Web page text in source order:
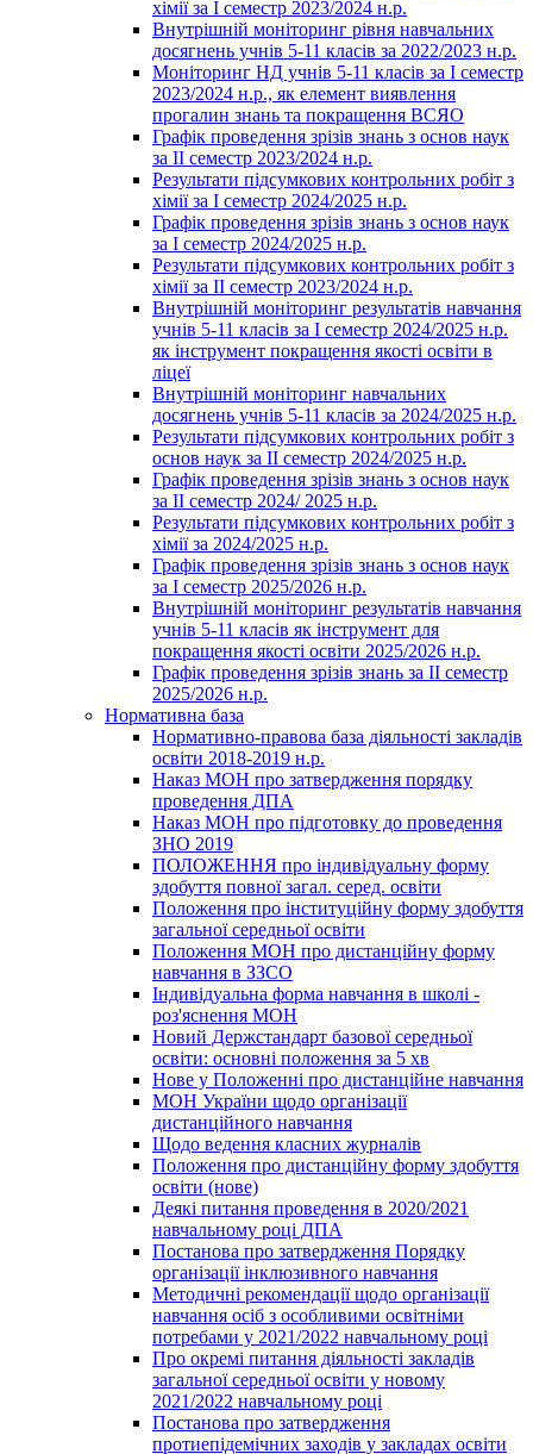
хімії за І семестр 2023/2024 н.р.
Внутрішній моніторинг рівня навчальних
досягнень учнів 5-11 класів за 2022/2023 н.р.
Моніторинг НД учнів 5-11 класів за І семестр
2023/2024 н.р., як елемент виявлення
прогалин знань та покращення ВСЯО
Графік проведення зрізів знань з основ наук
за ІІ семестр 2023/2024 н.р.
Результати підсумкових контрольних робіт з
хімії за І семестр 2024/2025 н.р.
Графік проведення зрізів знань з основ наук
за І семестр 2024/2025 н.р.
Результати підсумкових контрольних робіт з
хімії за ІІ семестр 2023/2024 н.р.
Внутрішній моніторинг результатів навчання
учнів 5-11 класів за І семестр 2024/2025 н.р.
як інструмент покращення якості освіти в
ліцеї
Внутрішній моніторинг навчальних
досягнень учнів 5-11 класів за 2024/2025 н.р.
Результати підсумкових контрольних робіт з
основ наук за ІІ семестр 2024/2025 н.р.
Графік проведення зрізів знань з основ наук
за ІІ семестр 2024/ 2025 н.р.
Результати підсумкових контрольних робіт з
хімії за 2024/2025 н.р.
Графік проведення зрізів знань з основ наук
за І семестр 2025/2026 н.р.
Внутрішній моніторинг результатів навчання
учнів 5-11 класів як інструмент для
покращення якості освіти 2025/2026 н.р.
Графік проведення зрізів знань за ІІ семестр
2025/2026 н.р.
Нормативна база
Нормативно-правова база діяльності закладів
освіти 2018-2019 н.р.
Наказ МОН про затвердження порядку
проведення ДПА
Наказ МОН про підготовку до проведення
ЗНО 2019
ПОЛОЖЕННЯ про індивідуальну форму
здобуття повної загал. серед. освіти
Положення про інституційну форму здобуття
загальної середньої освіти
Положення МОН про дистанційну форму
навчання в ЗЗСО
Індивідуальна форма навчання в школі -
роз'яснення МОН
Новий Держстандарт базової середньої
освіти: основні положення за 5 хв
Нове у Положенні про дистанційне навчання
МОН України щодо організації
дистанційного навчання
Щодо ведення класних журналів
Положення про дистанційну форму здобуття
освіти (нове)
Деякі питання проведення в 2020/2021
навчальному році ДПА
Постанова про затвердження Порядку
організації інклюзивного навчання
Методичні рекомендації щодо організації
навчання осіб з особливими освітніми
потребами у 2021/2022 навчальному році
Про окремі питання діяльності закладів
загальної середньої освіти у новому
2021/2022 навчальному році
Постанова про затвердження
протиепідемічних заходів у закладах освіти